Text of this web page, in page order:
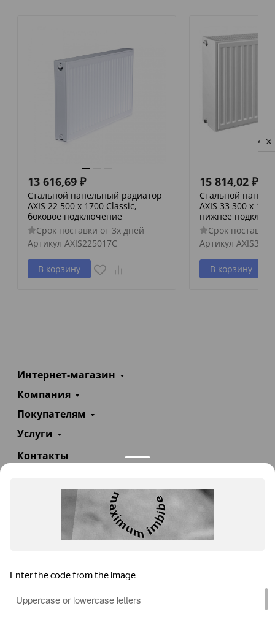
13 616,69 ₽
Стальной панельный радиатор
AXIS 22 500 x 1700 Classic,
боковое подключение
Срок поставки от 3х дней
Артикул AXIS225017C
В корзину
15 814,02 ₽
Стальной
AXIS 33 300 x
нижнее
Срок поставки
Артикул
В корзину
Интернет-магазин
Компания
Покупателям
Услуги
Контакты
info@teploexpert.com
Пн—Сб 09:00 – 18:00
TeploExpert.com © 2008 - 2026 Оборудование для
систем отопления, водоснабжения, канализации
Privacy notice